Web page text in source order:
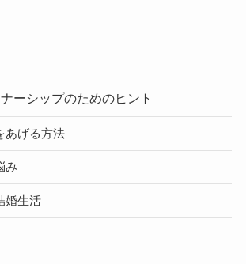
ーシップのためのヒント
あげる方法
み
婚生活